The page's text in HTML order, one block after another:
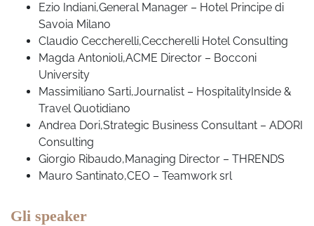
Ezio Indiani,General Manager – Hotel Principe di
Savoia Milano
Claudio Ceccherelli,Ceccherelli Hotel Consulting
Magda Antonioli,ACME Director – Bocconi
University
Massimiliano Sarti,Journalist – HospitalityInside &
TravelQuotidiano
Andrea Dori,Strategic Business Consultant – ADORI
Consulting
Giorgio Ribaudo,Managing Director – THRENDS
Mauro Santinato,CEO – Teamwork srl
Gli speaker